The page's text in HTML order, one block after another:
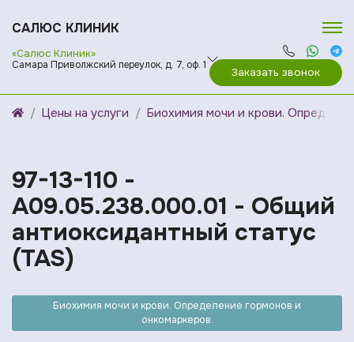
САЛЮС КЛИНИК
«Салюс Клиник»
Самара Приволжский переулок, д. 7, оф. 1
Заказать звонок
Цены на услуги Биохимия мочи и крови.
97-13-110 -
A09.05.238.000.01 - Общий
антиоксидантный статус
(TAS)
Биохимия мочи и крови. Определение гормонов и
онкомаркеров.